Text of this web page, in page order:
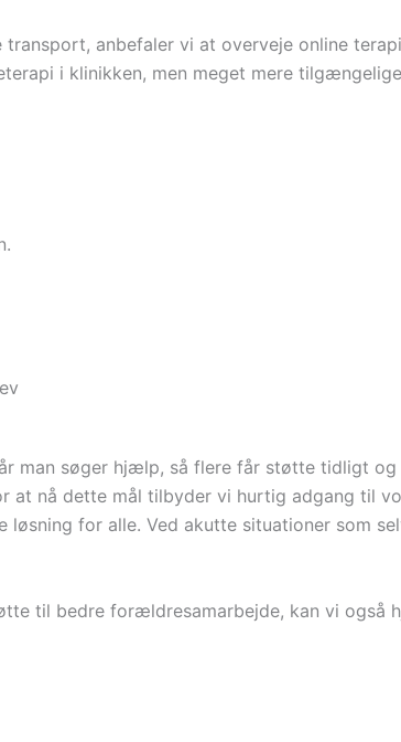
anbefaler vi at overveje online
i klinikken, men meget mere
man søger hjælp, så flere får støtte tidligt
nå dette mål tilbyder vi hurtig adgang til
for alle. Ved akutte situationer som
til bedre forældresamarbejde, kan vi også